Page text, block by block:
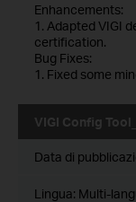
Enhancements:
1. Adapted VIGI
certification.
Bug Fixes:
1. Fixed some
VIGI Config
Data di
Lingua: Multi-